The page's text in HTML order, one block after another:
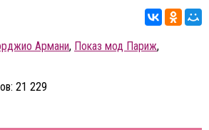
Армани, Показ мод Париж,
21 229